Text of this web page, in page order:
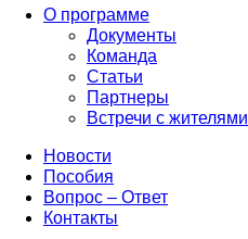
О программе
Документы
Команда
Статьи
Партнеры
Встречи с жителями
Новости
Пособия
Вопрос – Ответ
Контакты